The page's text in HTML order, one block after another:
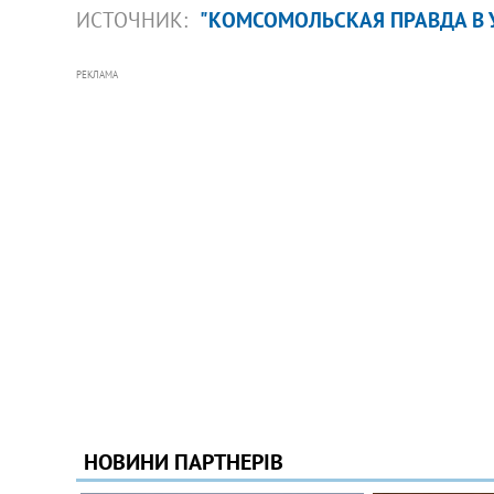
ИСТОЧНИК: "КОМСОМОЛЬСКАЯ ПРАВДА В
РЕКЛАМА